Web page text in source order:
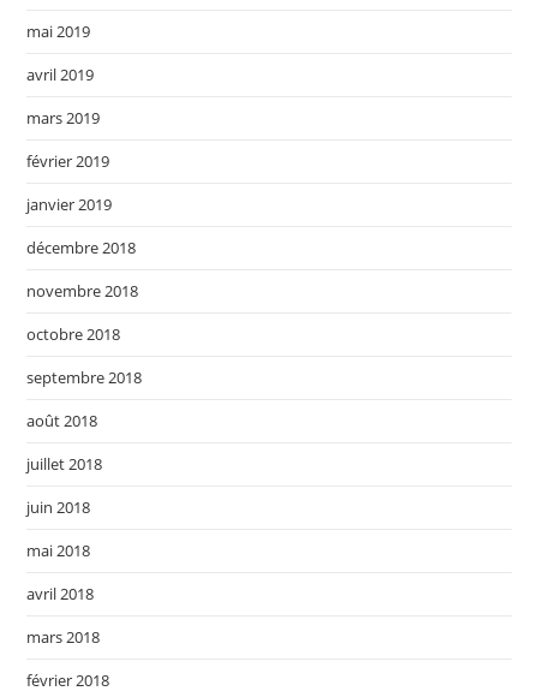
mai 2019
avril 2019
mars 2019
février 2019
janvier 2019
décembre 2018
novembre 2018
octobre 2018
septembre 2018
août 2018
juillet 2018
juin 2018
mai 2018
avril 2018
mars 2018
février 2018